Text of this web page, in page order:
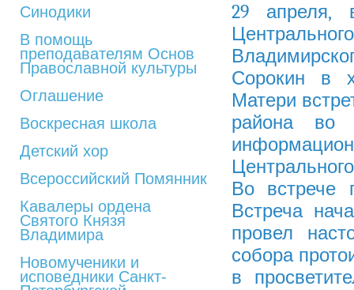
Синодики
В помощь
преподавателям Основ
Православной культуры
Оглашение
Воскресная школа
Детский хор
Всероссийский Помянник
Кавалеры ордена
Святого Князя
Владимира
Новомученики и
исповедники Санкт-
29 апреля,
Сорокин в
Матери
района во
Во встрече
Встреча
провел
собора
в